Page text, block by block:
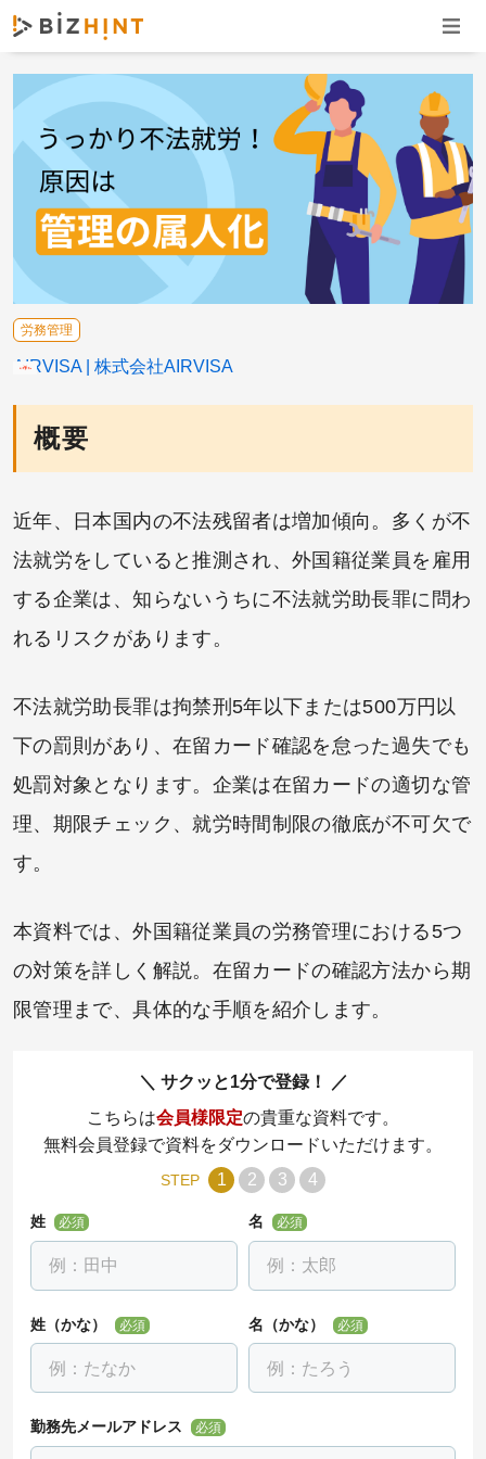
ナビ
概要
近年、日本国内の不法残留者は増加傾向。多くが不
法就労をしていると推測され、外国籍従業員を雇用
する企業は、知らないうちに不法就労助長罪に問わ
れるリスクがあります。
不法就労助長罪は拘禁刑5年以下または500万円以
下の罰則があり、在留カード確認を怠った過失でも
処罰対象となります。企業は在留カードの適切な管
理、期限チェック、就労時間制限の徹底が不可欠で
す。
本資料では、外国籍従業員の労務管理における5つ
の対策を詳しく解説。在留カードの確認方法から期
限管理まで、具体的な手順を紹介します。
労務管理
AIRVISA 株式会社AIRVISA
サクッと1分で登録！
こちらは会員様限定の貴重な資料です。
無料会員登録で資料をダウンロードいただけます。
STEP 1 2 3 4
姓 必須 名 必須
姓（かな） 必須 名（かな） 必須
勤務先メールアドレス 必須